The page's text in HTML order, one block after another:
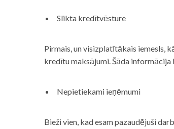
Slikta kredītvēsture
Pirmais, un visizplatītākais iemesls,
kredītu maksājumi. Šāda informācija
Nepietiekami ieņēmumi
Bieži vien, kad esam pazaudējuši